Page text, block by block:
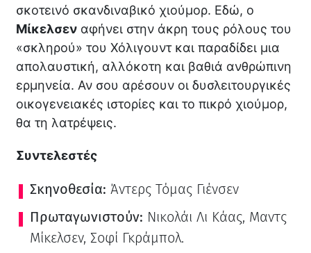
σκοτεινό σκανδιναβικό χιούμορ. Εδώ, ο
Μίκελσεναφήνει στην άκρη τους ρόλους του
«σκληρού» του Χόλιγουντ και παραδίδει μια
απολαυστική, αλλόκοτη και βαθιά ανθρώπινη
ερμηνεία. Αν σου αρέσουν οι δυσλειτουργικές
οικογενειακές ιστορίες και το πικρό χιούμορ,
θα τη λατρέψεις.
Συντελεστές
Σκηνοθεσία: Άντερς Τόμας Γιένσεν
Πρωταγωνιστούν: Νικολάι Λι Κάας, Μαντς
Μίκελσεν, Σοφί Γκράμπολ.